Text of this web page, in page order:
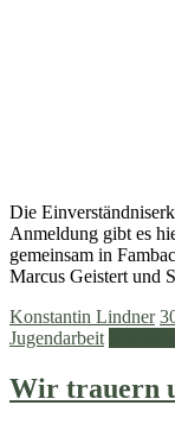
Die
Anmeldung gibt es
gemeinsam in
Marcus Geistert und
Konstantin Lindner
Jugendarbeit
Wir trauern